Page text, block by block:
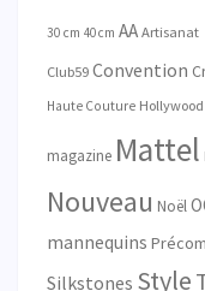
30 cm 40 cm AA Artisanat
Club59 Convention
Haute Couture Hollywood
magazine Mattel
Nouveau Noël
mannequins
Silkstones Style